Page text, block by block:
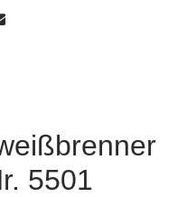
5501